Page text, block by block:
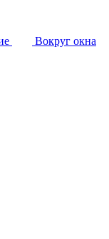
Вокруг окна